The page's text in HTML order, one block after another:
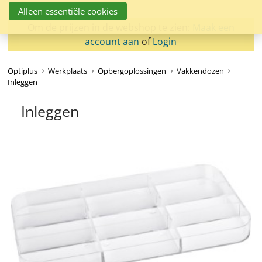
navigatie
account aan ofLogin
Optiplus Werkplaats Opbergoplossingen
Vakkendozen
Inleggen
Inleggen
Alleen essentiële cookies